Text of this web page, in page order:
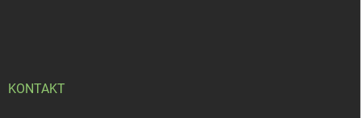
KONTAKT